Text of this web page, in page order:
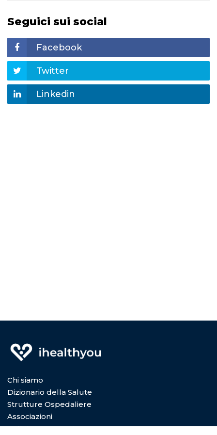
Seguici sui social
Facebook
Twitter
Linkedin
Chi siamo
Dizionario della Salute
Strutture Ospedaliere
Associazioni
Collabora con Noi